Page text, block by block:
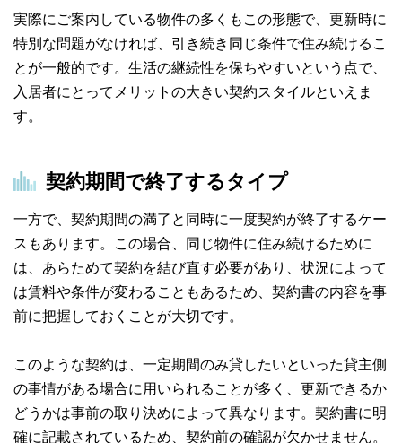
実際にご案内している物件の多くもこの形態で、更新時に
特別な問題がなければ、引き続き同じ条件で住み続けるこ
とが一般的です。生活の継続性を保ちやすいという点で、
入居者にとってメリットの大きい契約スタイルといえま
す。
契約期間で終了するタイプ
一方で、契約期間の満了と同時に一度契約が終了するケー
スもあります。この場合、同じ物件に住み続けるために
は、あらためて契約を結び直す必要があり、状況によって
は賃料や条件が変わることもあるため、契約書の内容を事
前に把握しておくことが大切です。
このような契約は、一定期間のみ貸したいといった貸主側
の事情がある場合に用いられることが多く、更新できるか
どうかは事前の取り決めによって異なります。契約書に明
確に記載されているため、契約前の確認が欠かせません。